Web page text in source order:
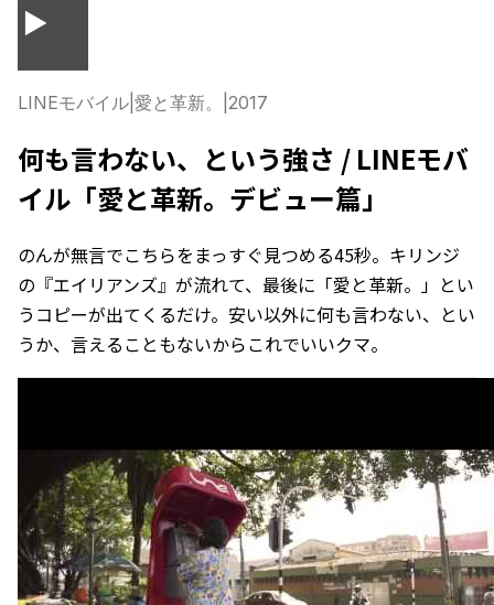
▶
LINEモバイル 愛と革新。 2017
何も言わない、という強さ / LINEモバ
イル「愛と革新。デビュー篇」
のんが無言でこちらをまっすぐ見つめる45秒。キリンジ
の『エイリアンズ』が流れて、最後に「愛と革新。」とい
うコピーが出てくるだけ。安い以外に何も言わない、とい
うか、言えることもないからこれでいいクマ。